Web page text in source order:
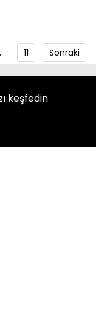
11 Sonraki
keşfedin